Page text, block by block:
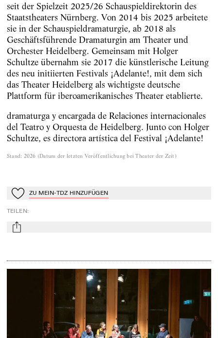
seit der Spielzeit 2025/26 Schauspieldirektorin des
Staatstheaters Nürnberg. Von 2014 bis 2025 arbeitete
sie in der Schauspieldramaturgie, ab 2018 als
Geschäftsführende Dramaturgin am Theater und
Orchester Heidelberg. Gemeinsam mit Holger
Schultze übernahm sie 2017 die künstlerische Leitung
des neu initiierten Festivals ¡Adelante!, mit dem sich
das Theater Heidelberg als wichtigste deutsche
Plattform für iberoamerikanisches Theater etablierte.
dramaturga y encargada de Relaciones internacionales
del Teatro y Orquesta de Heidelberg. Junto con Holger
Schultze, es directora artística del Festival ¡Adelante!
Stand: 2026 (Datum der letzten Veröffentlichung bei Theater der Zeit )
Zu Mein-TdZ hinzufügen
ZU MEIN-TDZ HINZUFÜGEN
TEILEN:
mail